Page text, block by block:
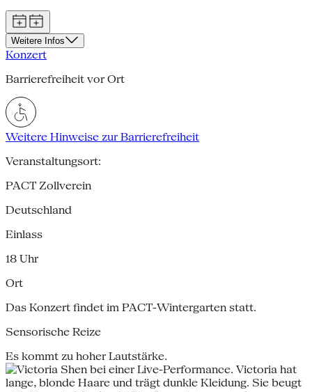
Weitere Infos
Konzert
Barrierefreiheit vor Ort
Weitere Hinweise zur Barrierefreiheit
Veranstaltungsort:
PACT Zollverein
Deutschland
Einlass
18 Uhr
Ort
Das Konzert findet im PACT-Wintergarten statt.
Sensorische Reize
Es kommt zu hoher Lautstärke.